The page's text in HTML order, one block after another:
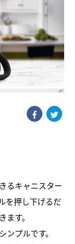
るキャニスター
を押し下げるだ
ます。
ンプルです。